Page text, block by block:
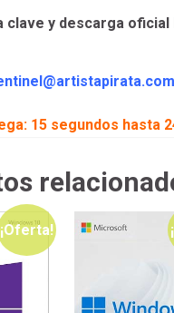
clave y descarga
15 segundos hasta
¡Oferta!